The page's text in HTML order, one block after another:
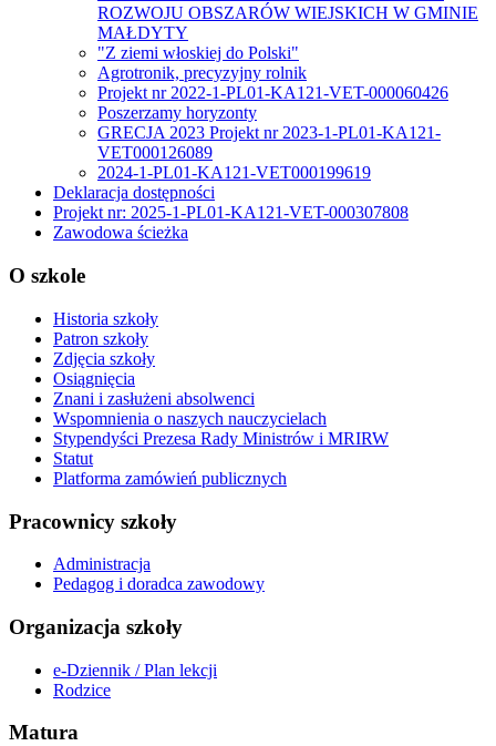
ROZWOJU OBSZARÓW WIEJSKICH W GMINIE
MAŁDYTY
"Z ziemi włoskiej do Polski"
Agrotronik, precyzyjny rolnik
Projekt nr 2022-1-PL01-KA121-VET-000060426
Poszerzamy horyzonty
GRECJA 2023 Projekt nr 2023-1-PL01-KA121-
VET000126089
2024-1-PL01-KA121-VET000199619
Deklaracja dostępności
Projekt nr: 2025-1-PL01-KA121-VET-000307808
Zawodowa ścieżka
O szkole
Historia szkoły
Patron szkoły
Zdjęcia szkoły
Osiągnięcia
Znani i zasłużeni absolwenci
Wspomnienia o naszych nauczycielach
Stypendyści Prezesa Rady Ministrów i MRIRW
Statut
Platforma zamówień publicznych
Pracownicy szkoły
Administracja
Pedagog i doradca zawodowy
Organizacja szkoły
e-Dziennik / Plan lekcji
Rodzice
Matura